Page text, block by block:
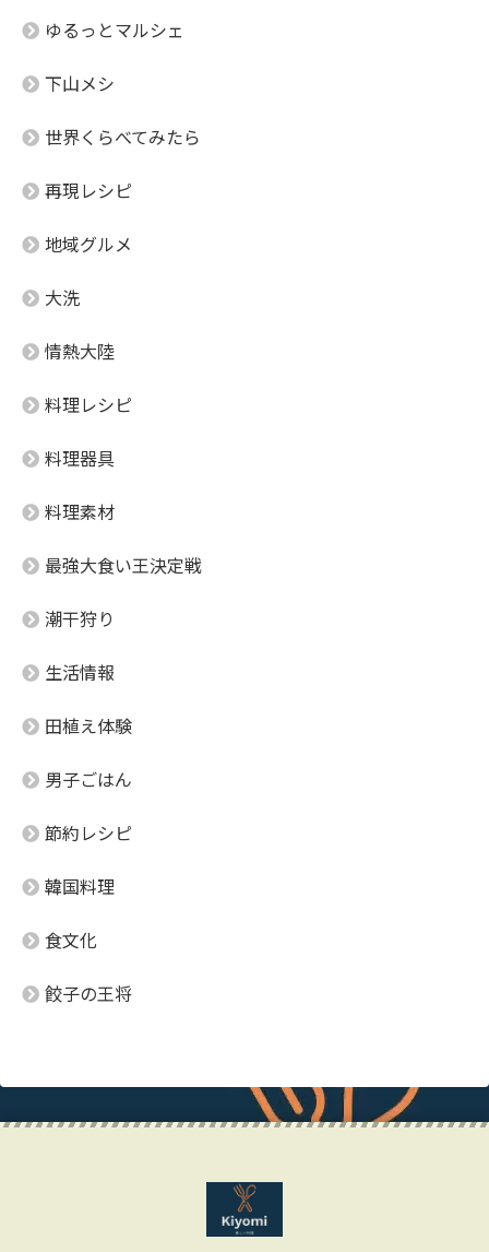
ゆるっとマルシェ
下山メシ
世界くらべてみたら
再現レシピ
地域グルメ
大洗
情熱大陸
料理レシピ
料理器具
料理素材
最強大食い王決定戦
潮干狩り
生活情報
田植え体験
男子ごはん
節約レシピ
韓国料理
食文化
餃子の王将